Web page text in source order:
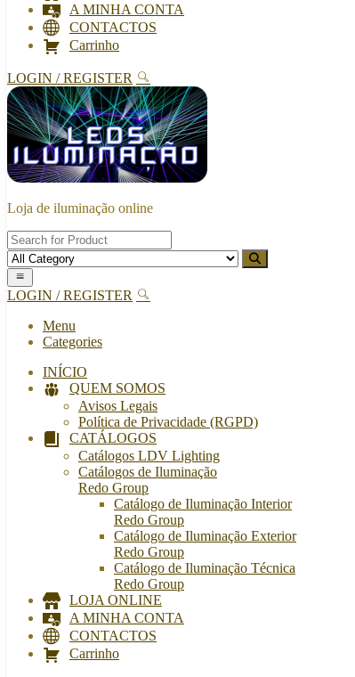
A MINHA CONTA
CONTACTOS
Carrinho
LOGIN / REGISTER
Loja de iluminação online
LOGIN / REGISTER
Menu
Categories
INÍCIO
QUEM SOMOS
Avisos Legais
Política de Privacidade (RGPD)
CATÁLOGOS
Catálogos LDV Lighting
Catálogos de Iluminação
Redo Group
Catálogo de Iluminação Interior
Redo Group
Catálogo de Iluminação Exterior
Redo Group
Catálogo de Iluminação Técnica
Redo Group
LOJA ONLINE
A MINHA CONTA
CONTACTOS
Carrinho